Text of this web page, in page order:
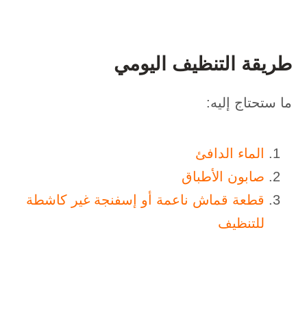
طريقة التنظيف اليومي
ما ستحتاج إليه:
الماء الدافئ
صابون الأطباق
قطعة قماش ناعمة أو إسفنجة غير كاشطة
للتنظيف